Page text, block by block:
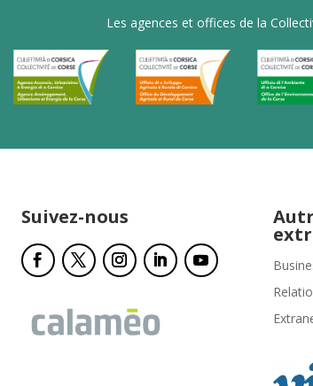
Les agences et offices de la
Suivez-nous